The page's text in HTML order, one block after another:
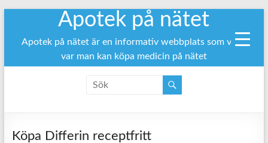
innehåll
Apotek på nätet
Apotek på nätet är en informativ webbplats som visar
var man kan köpa medicin på nätet
Köpa Differin receptfritt